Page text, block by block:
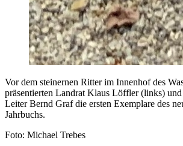
Vor dem steinernen Ritter im Innenhof des
präsentierten Landrat Klaus Löffler (links)
Leiter Bernd Graf die ersten Exemplare des
Jahrbuchs.
Foto: Michael Trebes